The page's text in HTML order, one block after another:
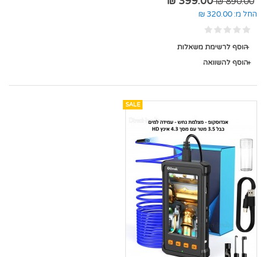
החל מ: 320.00 ₪
הוסף לרשימת משאלות
הוסף להשוואה
SALE